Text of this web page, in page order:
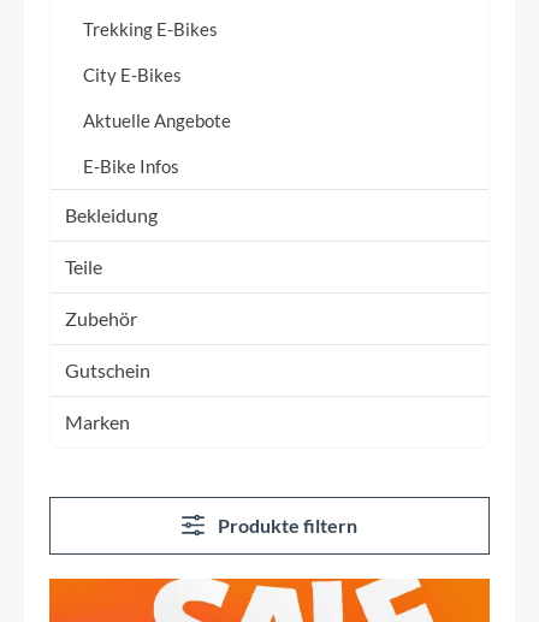
Trekking E-Bikes
City E-Bikes
Aktuelle Angebote
E-Bike Infos
Bekleidung
Teile
Zubehör
Gutschein
Marken
Produkte filtern